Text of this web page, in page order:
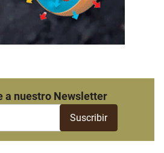
a nuestro Newsletter